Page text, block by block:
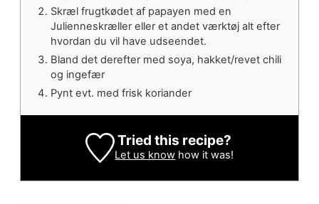
Skræl frugtkødet af papayen med en
Julienneskræller eller et andet værktøj alt efter
hvordan du vil have udseendet.
Bland det derefter med soya, hakket/revet chili
og ingefær
Pynt evt. med frisk koriander
Tried this recipe?
Let us know how it was!